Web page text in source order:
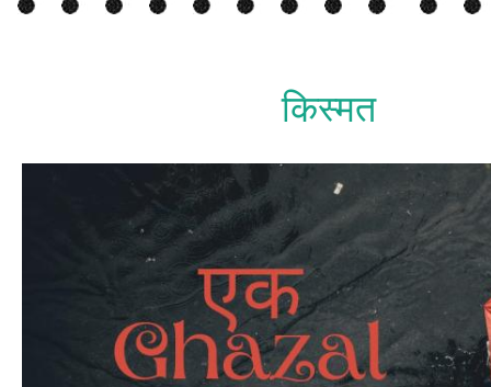
किस्मत